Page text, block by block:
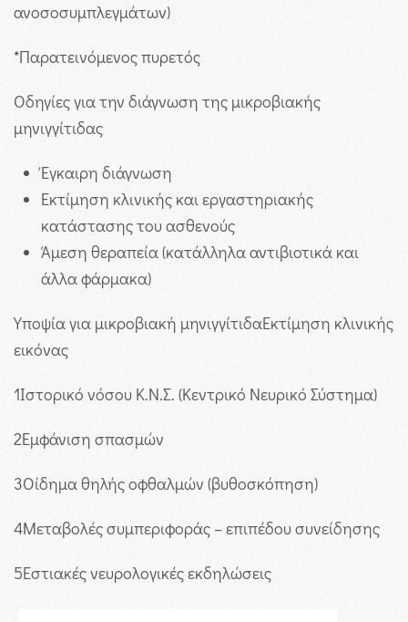
ανοσοσυμπλεγμάτων)
*Παρατεινόμενος πυρετός
Οδηγίες για την διάγνωση της μικροβιακής
μηνιγγίτιδας
Έγκαιρη διάγνωση
Εκτίμηση κλινικής και εργαστηριακής
κατάστασης του ασθενούς
Άμεση θεραπεία (κατάλληλα αντιβιοτικά και
άλλα φάρμακα)
Υποψία για μικροβιακή μηνιγγίτιδαΕκτίμηση κλινικής
εικόνας
1Ιστορικό νόσου Κ.Ν.Σ. (Κεντρικό Νευρικό Σύστημα)
2Εμφάνιση σπασμών
3Οίδημα θηλής οφθαλμών (βυθοσκόπηση)
4Μεταβολές συμπεριφοράς – επιπέδου συνείδησης
5Εστιακές νευρολογικές εκδηλώσεις